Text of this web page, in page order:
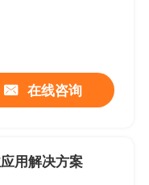
在线咨询
用解决方案